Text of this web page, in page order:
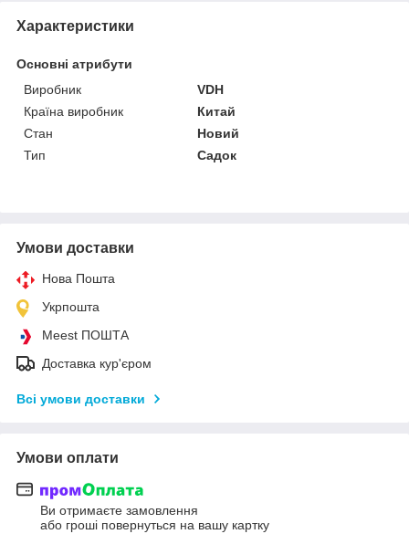
Характеристики
Основні атрибути
Виробник
VDH
Країна виробник
Китай
Стан
Новий
Тип
Садок
Умови доставки
Нова Пошта
Укрпошта
Meest ПОШТА
Доставка кур'єром
Всі умови доставки
Умови оплати
Ви отримаєте замовлення
або гроші повернуться на вашу картку